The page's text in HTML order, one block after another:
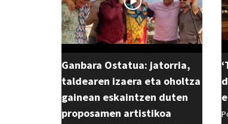
Ganbara Ostatua: jatorria,
taldearen izaera eta oholtza
gainean eskaintzen duten
proposamen artistikoa